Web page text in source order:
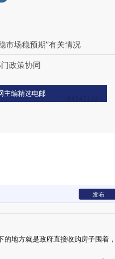
市场稳预期”有关情况
政策协同
主编精选电邮
发布
地方就是政府直接收购房子囤着，